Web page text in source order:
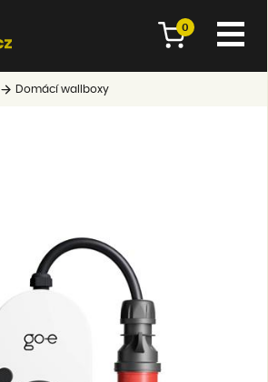
0
Domácí wallboxy